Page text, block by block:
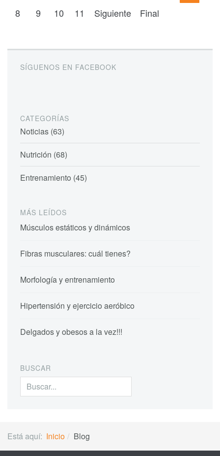
8
9 10 11 Siguiente Final
SÍGUENOS EN FACEBOOK
CATEGORÍAS
Noticias (63)
Nutrición (68)
Entrenamiento (45)
MÁS LEÍDOS
Músculos estáticos y dinámicos
Fibras musculares: cuál tienes?
Morfología y entrenamiento
Hipertensión y ejercicio aeróbico
Delgados y obesos a la vez!!!
BUSCAR
Buscar...
Está aquí: Inicio Blog